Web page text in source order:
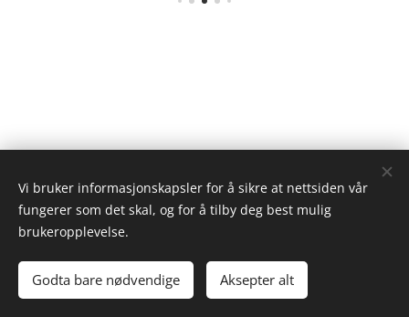
Kristin Torp
Informasjonskapsler
Vi bruker informasjonskapsler for å sikre at nettsiden vår
fungerer som det skal, og for å tilby deg best mulig
brukeropplevelse.
Godta bare nødvendige Aksepter alt